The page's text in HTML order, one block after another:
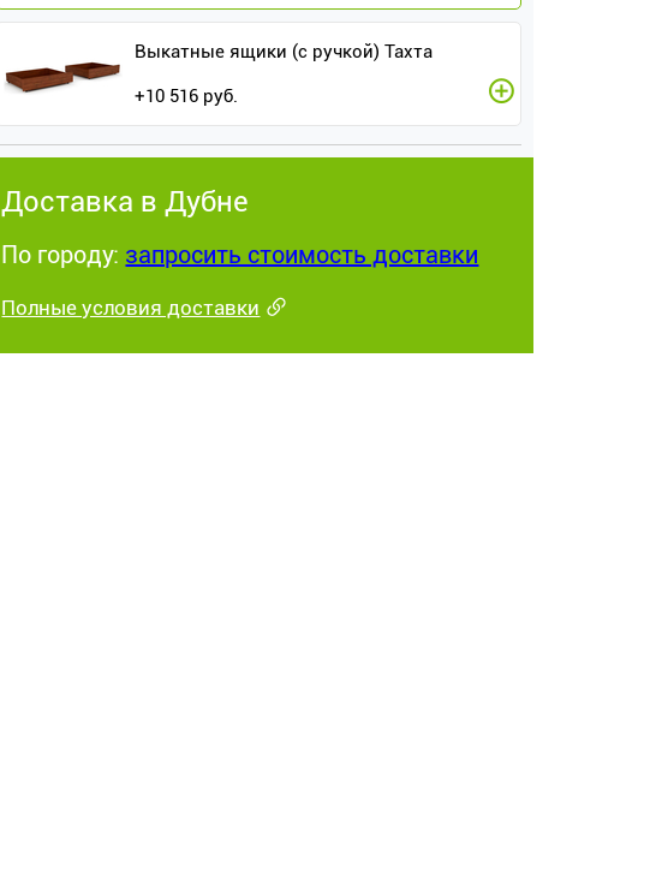
Выкатные ящики (с ручкой) Тахта
+10 516 руб.
Доставка в Дубне
По городу: запросить стоимость доставки
Полные условия доставки